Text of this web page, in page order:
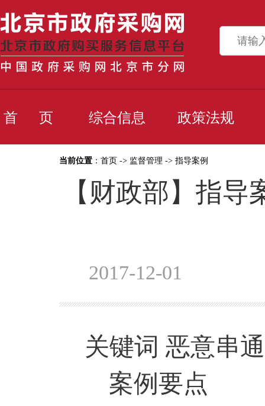
首 页 综合信息 政策法规
当前位置 ： 首页 -> 监督管理 -> 指导案例
【财政部】指
2017-12-01
关键词 恶意串通
案例要点